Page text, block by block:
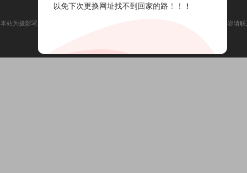
本站为摄影写真图片网站，内容来自网络收集整理，仅作个人学习使用。如有违法内容请
以免下次更换网址找不到回家的路！！！